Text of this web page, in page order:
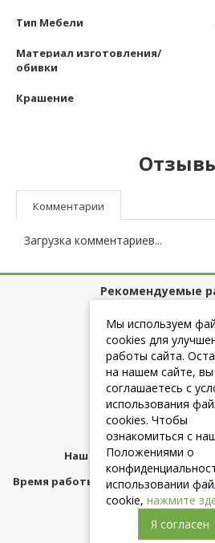
Тип Мебели
Материал изготовления/
обивки
Крашение
Комментарии
Загрузка комментариев...
Рекомендуемые
Полезные
+7 (925) 084-10-
Наш адрес:Москва,
Время работы магазина:с 10:00 до
Мы используем
cookies для
работы сайта.
на нашем сайте, вы
соглашаетесь с
использования
cookies. Чтобы
ознакомиться с
Положениями о
использовании
cookie, нажмите
Я согласен